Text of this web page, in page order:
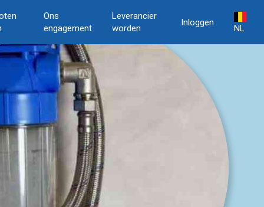
Ons
engagement
Leverancier
worden
Inloggen
NL